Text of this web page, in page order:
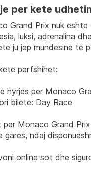
per kete
Grand Prix nuk
luksi, adrenalina
ju jep mundesine te
perfshihet:
hyrjes per Monaco
bilete: Day Race
per Monaco Grand
gares, ndaj
online sot dhe